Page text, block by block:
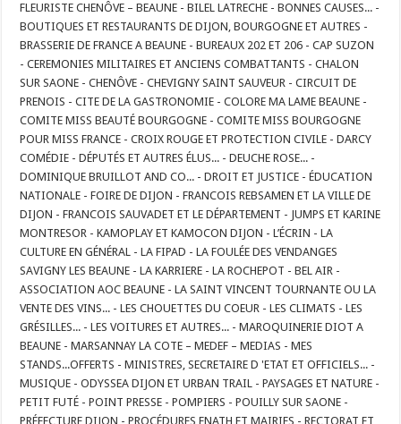
FLEURISTE CHENÔVE – BEAUNE - BILEL LATRECHE - BONNES CAUSES... -
BOUTIQUES ET RESTAURANTS DE DIJON, BOURGOGNE ET AUTRES -
BRASSERIE DE FRANCE A BEAUNE - BUREAUX 202 ET 206 - CAP SUZON
- CEREMONIES MILITAIRES ET ANCIENS COMBATTANTS - CHALON
SUR SAONE - CHENÔVE - CHEVIGNY SAINT SAUVEUR - CIRCUIT DE
PRENOIS - CITE DE LA GASTRONOMIE - COLORE MA LAME BEAUNE -
COMITE MISS BEAUTÉ BOURGOGNE - COMITE MISS BOURGOGNE
POUR MISS FRANCE - CROIX ROUGE ET PROTECTION CIVILE - DARCY
COMÉDIE - DÉPUTÉS ET AUTRES ÉLUS... - DEUCHE ROSE... -
DOMINIQUE BRUILLOT AND CO... - DROIT ET JUSTICE - ÉDUCATION
NATIONALE - FOIRE DE DIJON - FRANCOIS REBSAMEN ET LA VILLE DE
DIJON - FRANCOIS SAUVADET ET LE DÉPARTEMENT - JUMPS ET KARINE
MONTRESOR - KAMOPLAY ET KAMOCON DIJON - L’ÉCRIN - LA
CULTURE EN GÉNÉRAL - LA FIPAD - LA FOULÉE DES VENDANGES
SAVIGNY LES BEAUNE - LA KARRIERE - LA ROCHEPOT - BEL AIR -
ASSOCIATION AOC BEAUNE - LA SAINT VINCENT TOURNANTE OU LA
VENTE DES VINS... - LES CHOUETTES DU COEUR - LES CLIMATS - LES
GRÉSILLES... - LES VOITURES ET AUTRES... - MAROQUINERIE DIOT A
BEAUNE - MARSANNAY LA COTE – MEDEF – MEDIAS - MES
STANDS...OFFERTS - MINISTRES, SECRETAIRE D 'ETAT ET OFFICIELS... -
MUSIQUE - ODYSSEA DIJON ET URBAN TRAIL - PAYSAGES ET NATURE -
PETIT FUTÉ - POINT PRESSE - POMPIERS - POUILLY SUR SAONE -
PRÉFECTURE DIJON - PROCÉDURES FNATH ET MAIRIES - RECTORAT ET